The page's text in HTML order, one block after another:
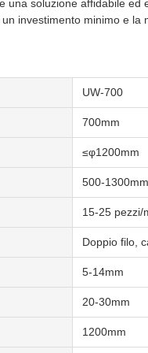
una soluzione affidabile ed
investimento minimo e la
UW-700
700mm
≤φ1200mm
500-1300mm
15-25 pezzi/
Doppio filo,
5-14mm
20-30mm
1200mm